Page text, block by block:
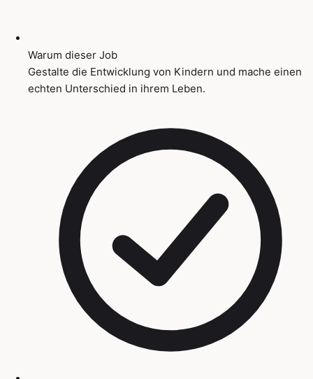
Warum dieser Job
Gestalte die Entwicklung von Kindern und mache einen
echten Unterschied in ihrem Leben.